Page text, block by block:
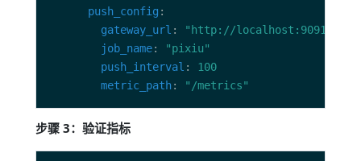
push_config
gateway_url :
"http://localhost:9091"
job_name:
"pixiu"
push_interval : 100
metric_path: "/metrics"
步骤 3：验证指标